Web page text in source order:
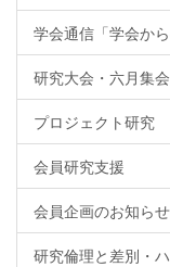
学会通信「学会か
研究大会・六月集会
プロジェクト研究
会員研究支援
会員企画のお知らせ
研究倫理と差別・